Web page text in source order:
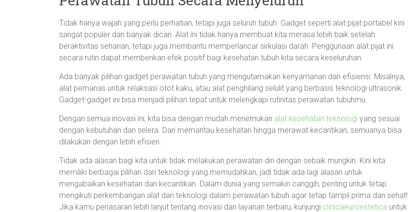
Tidak hanya wajah yang perlu perhatian, tetapi juga seluruh tubuh. Gadget seperti alat pijat portabel kini
sangat populer dan banyak dicari. Alat ini tidak hanya membuat kita merasa lebih baik setelah
beraktivitas seharian, tetapi juga membantu memperlancar sirkulasi darah. Penggunaan alat pijat ini
secara rutin dapat memberikan efek positif bagi kesehatan tubuh kita secara keseluruhan.
Ada banyak pilihan gadget perawatan tubuh yang mengutamakan kenyamanan dan efisiensi. Misalnya,
alat pemanas untuk relaksasi otot kaku, atau alat penghilang selulit yang berbasis teknologi ultrasonik.
Gadget-gadget ini bisa menjadi pilihan tepat untuk melengkapi rutinitas perawatan tubuhmu.
Dengan semua inovasi ini, kita bisa dengan mudah menemukan alat kesehatan teknologi yang sesuai
dengan kebutuhan dan selera. Dari memantau kesehatan hingga merawat kecantikan, semuanya bisa
dilakukan dengan lebih efisien.
Tidak ada alasan bagi kita untuk tidak melakukan perawatan diri dengan sebaik mungkin. Kini kita
memiliki berbagai pilihan dari teknologi yang memudahkan, jadi tidak ada lagi alasan untuk
mengabaikan kesehatan dan kecantikan. Dalam dunia yang semakin canggih, penting untuk tetap
mengikuti perkembangan alat dan teknologi dalam perawatan tubuh agar tetap tampil prima dan sehat!
Jika kamu penasaran lebih lanjut tentang inovasi dan layanan terbaru, kunjungi clinicaeuroestetica untuk